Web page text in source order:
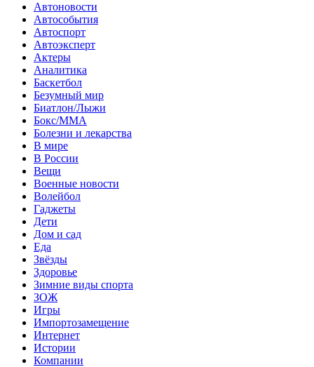
Автоновости
Автособытия
Автоспорт
Автоэксперт
Актеры
Аналитика
Баскетбол
Безумный мир
Биатлон/Лыжи
Бокс/MMA
Болезни и лекарства
В мире
В России
Вещи
Военные новости
Волейбол
Гаджеты
Дети
Дом и сад
Еда
Звёзды
Здоровье
Зимние виды спорта
ЗОЖ
Игры
Импортозамещение
Интернет
Истории
Компании